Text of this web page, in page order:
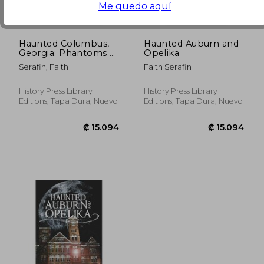
Haunted Columbus,
Georgia: Phantoms of
the Fountain City (en
Inglés)
Serafin, Faith
History Press Library
Editions, Tapa Dura, Nuevo
Haunted Auburn and
Opelika
Faith Serafin
History Press Library
Editions, Tapa Dura, Nuevo
Me quedo aquí